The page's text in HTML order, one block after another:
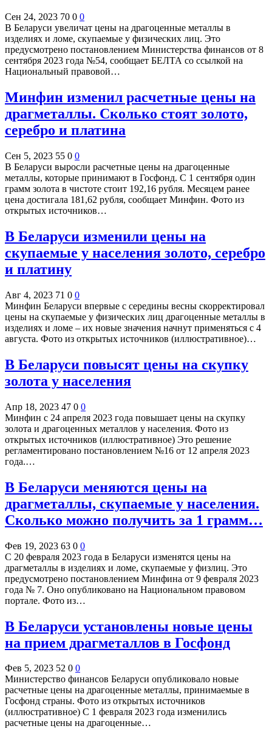
Сен 24, 2023 70 0 0
В Беларуси увеличат цены на драгоценные металлы в
изделиях и ломе, скупаемые у физических лиц. Это
предусмотрено постановлением Министерства финансов от 8
сентября 2023 года №54, сообщает БЕЛТА со ссылкой на
Национальный правовой…
Минфин изменил расчетные цены на
драгметаллы. Сколько стоят золото,
серебро и платина
Сен 5, 2023 55 0 0
В Беларуси выросли расчетные цены на драгоценные
металлы, которые принимают в Госфонд. С 1 сентября один
грамм золота в чистоте стоит 192,16 рубля. Месяцем ранее
цена достигала 181,62 рубля, сообщает Минфин. Фото из
открытых источников…
В Беларуси изменили цены на
скупаемые у населения золото, серебро
и платину
Авг 4, 2023 71 0 0
Минфин Беларуси впервые с середины весны скорректировал
цены на скупаемые у физических лиц драгоценные металлы в
изделиях и ломе – их новые значения начнут применяться с 4
августа. Фото из открытых источников (иллюстративное)…
В Беларуси повысят цены на скупку
золота у населения
Апр 18, 2023 47 0 0
Минфин с 24 апреля 2023 года повышает цены на скупку
золота и драгоценных металлов у населения. Фото из
открытых источников (иллюстративное) Это решение
регламентировано постановлением №16 от 12 апреля 2023
года.…
В Беларуси меняются цены на
драгметаллы, скупаемые у населения.
Сколько можно получить за 1 грамм…
Фев 19, 2023 63 0 0
С 20 февраля 2023 года в Беларуси изменятся цены на
драгметаллы в изделиях и ломе, скупаемые у физлиц. Это
предусмотрено постановлением Минфина от 9 февраля 2023
года № 7. Оно опубликовано на Национальном правовом
портале. Фото из…
В Беларуси установлены новые цены
на прием драгметаллов в Госфонд
Фев 5, 2023 52 0 0
Министерство финансов Беларуси опубликовало новые
расчетные цены на драгоценные металлы, принимаемые в
Госфонд страны. Фото из открытых источников
(иллюстративное) С 1 февраля 2023 года изменились
расчетные цены на драгоценные…